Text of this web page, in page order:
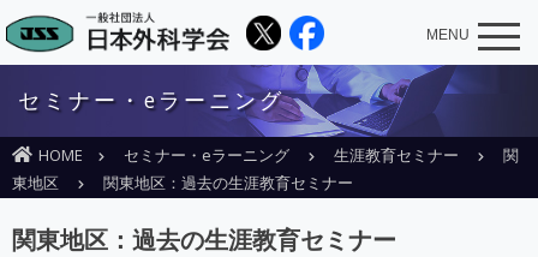
MENU
セミナー・eラーニング
HOME セミナー・eラーニング 生涯教育セミナー
関
東地区
関東地区：過去の生涯教育セミナー
関東地区：過去の生涯教育セミナー